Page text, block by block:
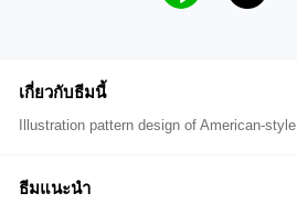
เกี่ยวกับธีมนี้
Illustration pattern design of American-style
ธีมแนะนำ